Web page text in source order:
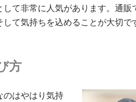
て非常に人気があります。通
て気持ちを込めることが大切で
方
のはやはり気持